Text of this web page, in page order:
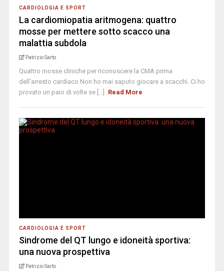
CARDIOLOGIA E SPORT
La cardiomiopatia aritmogena: quattro
mosse per mettere sotto scacco una
malattia subdola
Patrizio Sarto
Quattro mosse cliniche per riconoscere la CMA prima
dell’arresto cardiaco Non ho mai saputo giocare a scacchi. Ci ho
provato un paio di volte se [...]
Read More
CARDIOLOGIA E SPORT
Sindrome del QT lungo e idoneità sportiva:
una nuova prospettiva
Patrizio Sarto